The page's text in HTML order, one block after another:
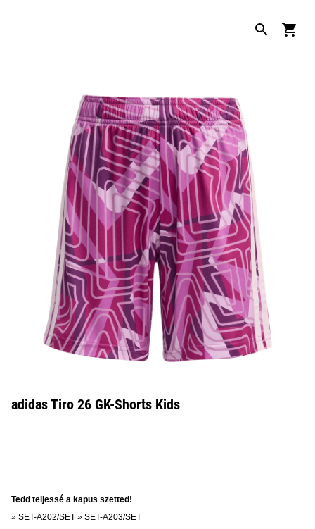
adidas Tiro 26 GK-Shorts Kids
Tedd teljessé a kapus szetted!
» SET-A202/SET » SET-A203/SET